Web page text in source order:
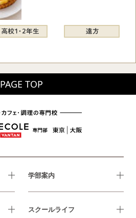
PAGE TOP
学部案内
スクールライフ